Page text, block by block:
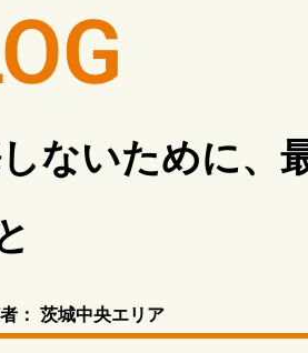
ないために、
： 茨城中央エリア